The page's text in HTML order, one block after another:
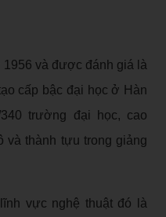
và được đánh giá là
cấp bậc đại học ở Hàn
trường đại học, cao
và thành tựu trong giảng
vực nghệ thuật đó là